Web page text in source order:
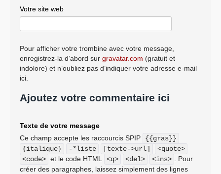
Votre site web
Pour afficher votre trombine avec votre message,
enregistrez-la d’abord sur gravatar.com (gratuit et
indolore) et n’oubliez pas d’indiquer votre adresse e-mail
ici.
Ajoutez votre commentaire ici
Texte de votre message
Ce champ accepte les raccourcis SPIP
{{gras}}
{italique}
-*liste [texte->url]
<quote>
<code> et le code HTML <q> <del> <ins>
. Pour
créer des paragraphes, laissez simplement des lignes